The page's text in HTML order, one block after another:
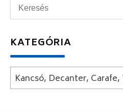
KATEGÓRIA
Kancsó, Decanter,